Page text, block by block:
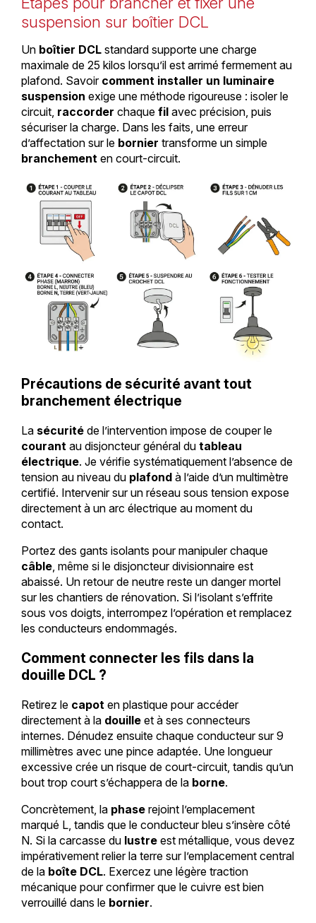
suspension sur boîtier DCL
Un boîtier DCL standard supporte une charge
maximale de 25 kilos lorsqu’il est arrimé fermement au
plafond. Savoir comment installer un luminaire
suspension exige une méthode rigoureuse : isoler le
circuit, raccorder chaque fil avec précision, puis
sécuriser la charge. Dans les faits, une erreur
d’affectation sur le bornier transforme un simple
branchement en court-circuit.
Précautions de sécurité avant tout
branchement électrique
La sécurité de l’intervention impose de couper le
courant au disjoncteur général du tableau
électrique. Je vérifie systématiquement l’absence de
tension au niveau du plafond à l’aide d’un multimètre
certifié. Intervenir sur un réseau sous tension expose
directement à un arc électrique au moment du
contact.
Portez des gants isolants pour manipuler chaque
câble, même si le disjoncteur divisionnaire est
abaissé. Un retour de neutre reste un danger mortel
sur les chantiers de rénovation. Si l’isolant s’effrite
sous vos doigts, interrompez l’opération et remplacez
les conducteurs endommagés.
Comment connecter les fils dans la
douille DCL ?
Retirez le capot en plastique pour accéder
directement à la douille et à ses connecteurs
internes. Dénudez ensuite chaque conducteur sur 9
millimètres avec une pince adaptée. Une longueur
excessive crée un risque de court-circuit, tandis qu’un
bout trop court s’échappera de la borne.
Concrètement, la phase rejoint l’emplacement
marqué L, tandis que le conducteur bleu s’insère côté
N. Si la carcasse du lustre est métallique, vous devez
impérativement relier la terre sur l’emplacement central
de la boîte DCL. Exercez une légère traction
mécanique pour confirmer que le cuivre est bien
verrouillé dans le bornier.